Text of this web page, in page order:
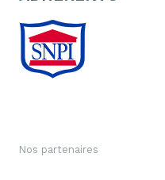
Nos partenaires